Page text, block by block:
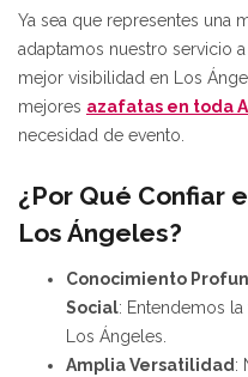
Ya sea que representes una
adaptamos nuestro servicio
mejor visibilidad en Los
mejores azafatas en toda
necesidad de evento.
¿Por Qué Confiar
Los Ángeles?
Conocimiento
Social: Entendemos
Los Ángeles.
Amplia Versatilidad: